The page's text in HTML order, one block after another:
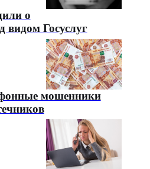
о
видом Госуслуг
мошенники